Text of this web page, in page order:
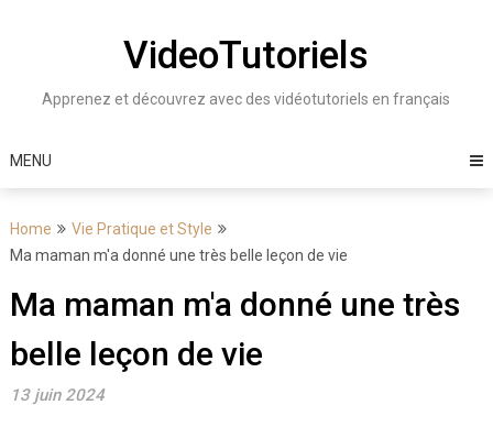
VideoTutoriels
Apprenez et découvrez avec des vidéotutoriels en français
MENU
Home
Vie Pratique et Style
Ma maman m'a donné une très belle leçon de vie
Ma maman m'a donné une très
belle leçon de vie
13 juin 2024